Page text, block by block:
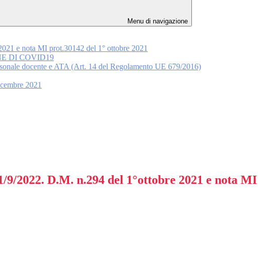
Menu di navigazione
e nota MI prot.30142 del 1° ottobre 2021
DI COVID19
docente e ATA (Art. 14 del Regolamento UE 679/2016)
2021
9/2022. D.M. n.294 del 1°ottobre 2021 e nota MI